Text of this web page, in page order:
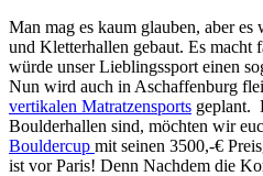
Man mag es kaum glauben, aber
und Kletterhallen gebaut. Es macht
würde unser Lieblingssport einen
Nun wird auch in Aschaffenburg
vertikalen Matratzensports geplant.
Boulderhallen sind, möchten wir
Bouldercup mit seinen 3500,-€
ist vor Paris! Denn Nachdem die